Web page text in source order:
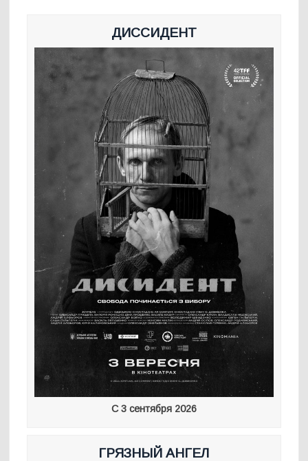
ДИССИДЕНТ
С 3 сентября 2026
ГРЯЗНЫЙ АНГЕЛ